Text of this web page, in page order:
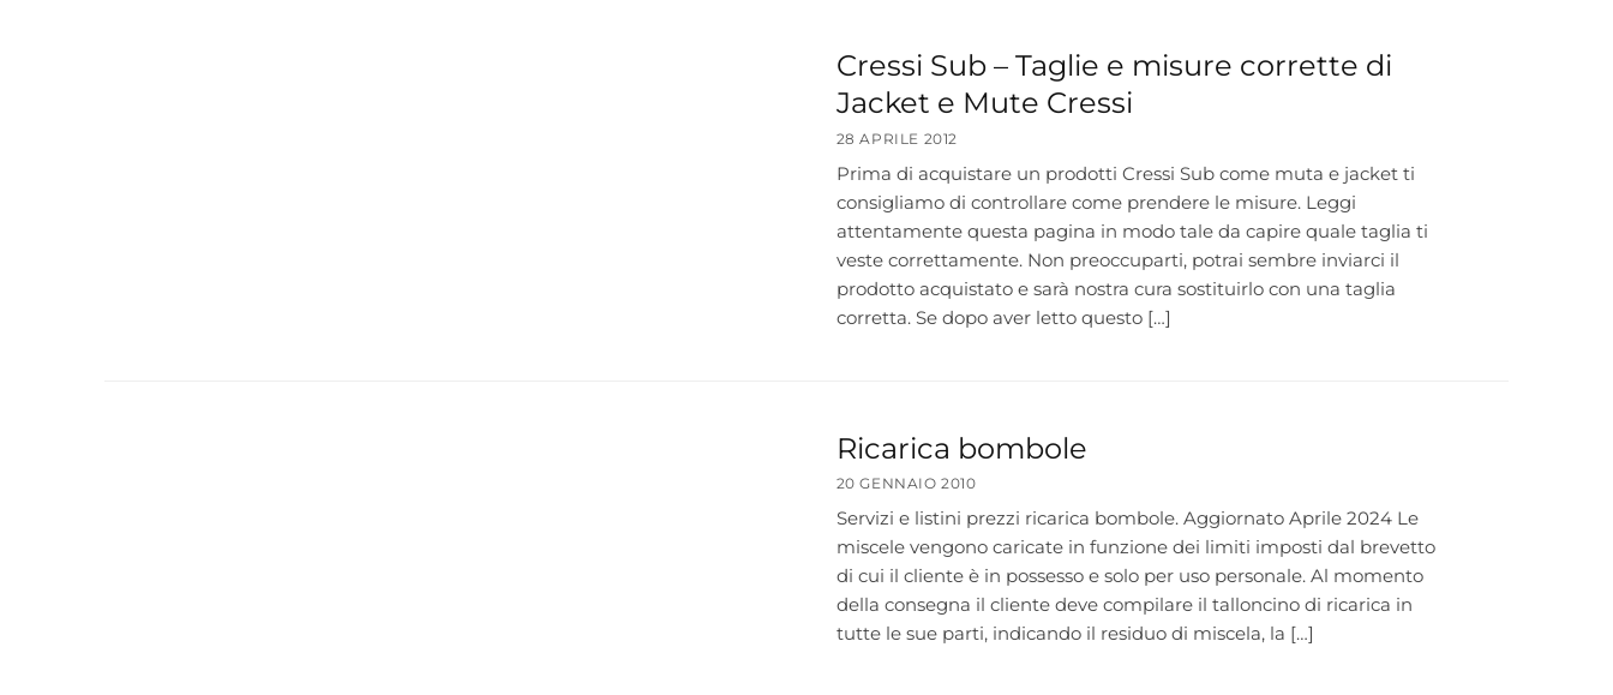
Cressi Sub – Taglie e misure corrette di
Jacket e Mute Cressi
28 APRILE 2012
Prima di acquistare un prodotti Cressi Sub come muta e jacket ti
consigliamo di controllare come prendere le misure. Leggi
attentamente questa pagina in modo tale da capire quale taglia ti
veste correttamente. Non preoccuparti, potrai sembre inviarci il
prodotto acquistato e sarà nostra cura sostituirlo con una taglia
corretta. Se dopo aver letto questo […]
Ricarica bombole
20 GENNAIO 2010
Servizi e listini prezzi ricarica bombole. Aggiornato Aprile 2024 Le
miscele vengono caricate in funzione dei limiti imposti dal brevetto
di cui il cliente è in possesso e solo per uso personale. Al momento
della consegna il cliente deve compilare il talloncino di ricarica in
tutte le sue parti, indicando il residuo di miscela, la […]